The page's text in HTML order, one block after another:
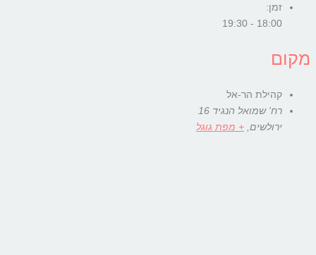
זמן:
18:00 - 19:30
מקום
קהילת הר-אל
רח' שמואל הנגיד 16
ירולשים + מפת גוגל